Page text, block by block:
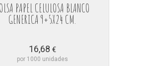
PAPEL CELULOSA BLANCO
GENERICA 9+5X24 CM.
16,68 €
por 1000 unidades